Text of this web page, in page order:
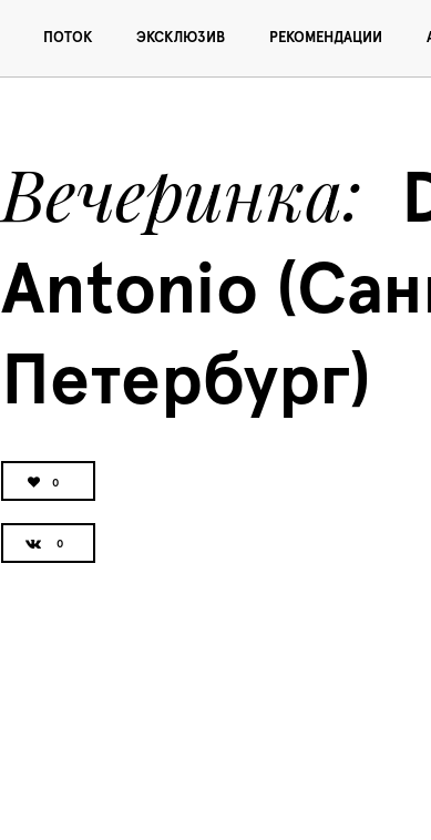
ПОТОК ЭКСКЛЮЗИВ РЕКОМЕНДАЦИИ
Вечеринка
Antonio
Петербург)
0